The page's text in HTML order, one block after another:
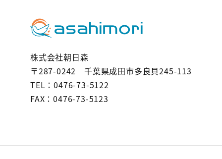
株式会社朝日森
〒287-0242 千葉県成田市多良貝245-113
TEL：0476-73-5122
FAX：0476-73-5123